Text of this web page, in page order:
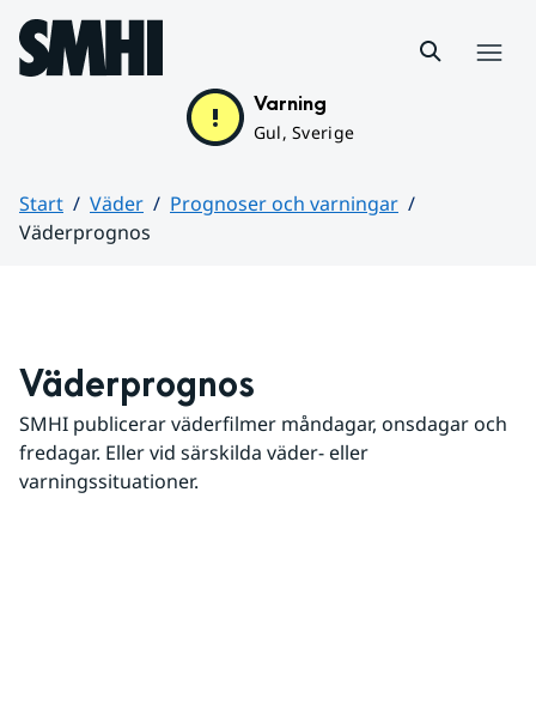
Hoppa till sidans innehåll
Varning
Gul, Sverige
Start Väder
Prognoser och varningar
Väderprognos
Väderprognos
SMHI publicerar väderfilmer måndagar, onsdagar och
fredagar. Eller vid särskilda väder- eller
varningssituationer.